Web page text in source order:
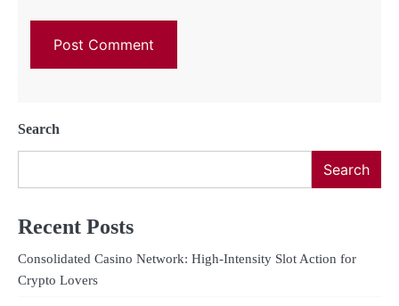
Search
Search
Recent Posts
Consolidated Casino Network: High‑Intensity Slot Action for
Crypto Lovers